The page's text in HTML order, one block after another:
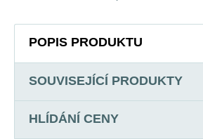
POPIS PRODUKTU
SOUVISEJÍCÍ PRODUKTY
HLÍDÁNÍ CENY